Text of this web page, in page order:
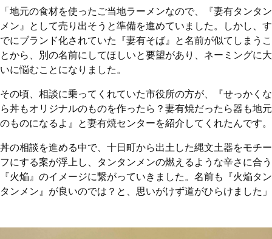
「地元の食材を使ったご当地ラーメンなので、『妻有タンタン
メン』として売り出そうと準備を進めていました。しかし、す
でにブランド化されていた『妻有そば』と名前が似てしまうこ
とから、別の名前にしてほしいと要望があり、ネーミングに大
いに悩むことになりました。
その頃、相談に乗ってくれていた市役所の方が、『せっかくな
ら丼もオリジナルのものを作ったら？妻有焼だったら器も地元
のものになるよ』と妻有焼センターを紹介してくれたんです。
丼の相談を進める中で、十日町から出土した縄文土器をモチー
フにする案が浮上し、タンタンメンの燃えるような辛さに合う
『火焔』のイメージに繋がっていきました。名前も『火焔タン
タンメン』が良いのでは？と、思いがけず道がひらけました」